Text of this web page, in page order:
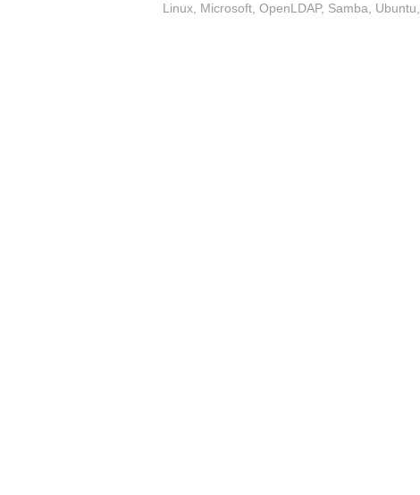
Linux Microsoft OpenLDAP, Samba Ubuntu